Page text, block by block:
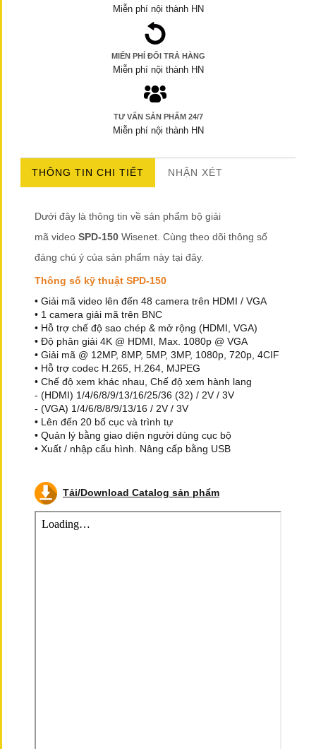
Miễn phí nội thành HN
MIẾN PHÍ ĐỔI TRẢ HÀNG
Miễn phí nội thành HN
TƯ VẤN SẢN PHẨM 24/7
Miễn phí nội thành HN
THÔNG TIN CHI TIẾT NHẬN XÉT
Dưới đây là thông tin về sản phẩm bộ giải
mã video SPD-150 Wisenet. Cùng theo dõi thông số
đáng chú ý của sản phẩm này tại đây.
Thông số kỹ thuật SPD-150
• Giải mã video lên đến 48 camera trên HDMI / VGA
• 1 camera giải mã trên BNC
• Hỗ trợ chế độ sao chép & mở rộng (HDMI, VGA)
• Độ phân giải 4K @ HDMI, Max. 1080p @ VGA
• Giải mã @ 12MP, 8MP, 5MP, 3MP, 1080p, 720p, 4CIF
• Hỗ trợ codec H.265, H.264, MJPEG
• Chế độ xem khác nhau, Chế độ xem hành lang
- (HDMI) 1/4/6/8/9/13/16/25/36 (32) / 2V / 3V
- (VGA) 1/4/6/8/8/9/13/16 / 2V / 3V
• Lên đến 20 bố cục và trình tự
• Quản lý bằng giao diện người dùng cục bộ
• Xuất / nhập cấu hình. Nâng cấp bằng USB
Tải/Download Catalog sản phẩm